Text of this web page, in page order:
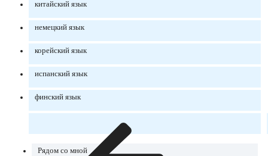
китайский язык
немецкий язык
корейский язык
испанский язык
финский язык
Рядом со мной